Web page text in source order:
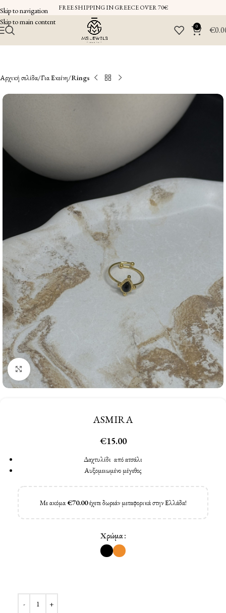
Skip to navigation
Skip to main content
FREE SHIPPING IN GREECE OVER 70€
0 €
Αρχική σελίδα Για Εκείνη Rings
Click to enlarge
ASMIRA
€15.00
Δαχτυλίδι από ατσάλι
Αυξομειωμένο μέγεθος
Με ακόμα€70.00έχετε δωρεάν μεταφορικά στην Ελλάδα!
Χρώμα